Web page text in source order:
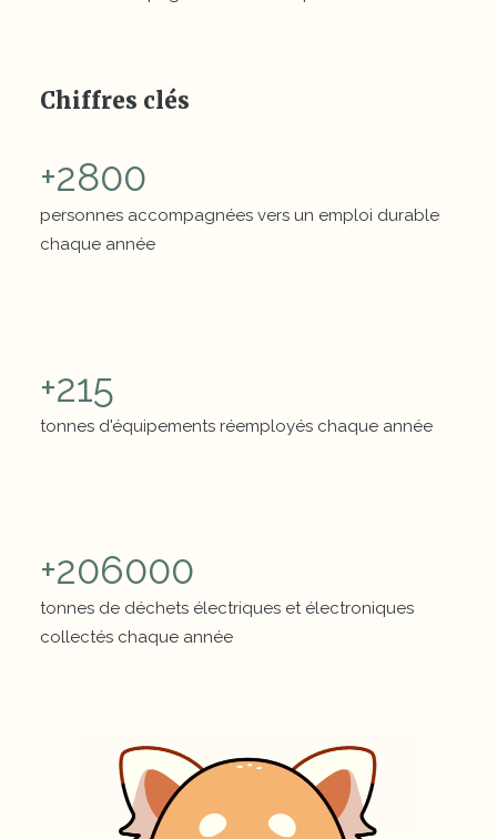
Chiffres clés
+2800
personnes accompagnées vers un emploi durable
chaque année
+215
tonnes d'équipements réemployés chaque année
+206000
tonnes de déchets électriques et électroniques
collectés chaque année